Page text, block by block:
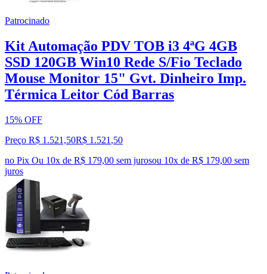
Patrocinado
Kit Automação PDV TOB i3 4ªG 4GB
SSD 120GB Win10 Rede S/Fio Teclado
Mouse Monitor 15" Gvt. Dinheiro Imp.
Térmica Leitor Cód Barras
15% OFF
Preço R$ 1.521,50R$ 1.521 ,50
no Pix Ou 10x de R$ 179,00 sem jurosou 10x de R$ 179,00 sem
juros